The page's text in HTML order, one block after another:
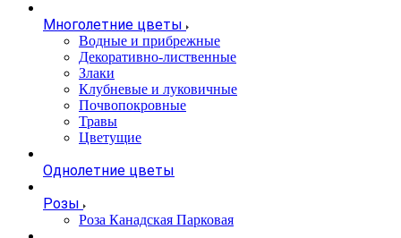
Многолетние цветы
Водные и прибрежные
Декоративно-лиственные
Злаки
Клубневые и луковичные
Почвопокровные
Травы
Цветущие
Однолетние цветы
Розы
Роза Канадская Парковая